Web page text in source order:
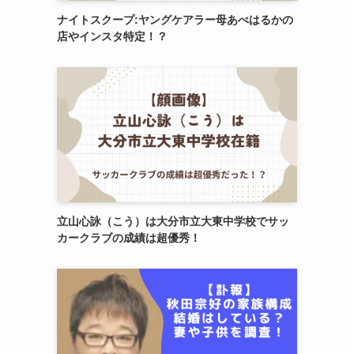
ナイトスクープ:ヤングケアラー母あべはるかの
店やインスタ特定！？
立山心詠（こう）は大分市立大東中学校でサッ
カークラブの成績は超優秀！